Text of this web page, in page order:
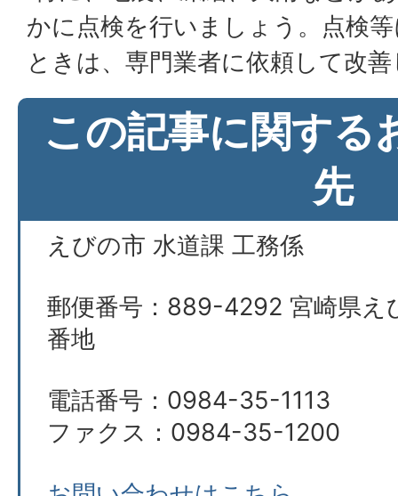
かに点検を行いましょう。点検
ときは、専門業者に依頼して改
この記事に関する
先
えびの市 水道課 工務係
郵便番号：889-4292 宮崎県え
番地
電話番号：0984-35-1113
ファクス：0984-35-1200